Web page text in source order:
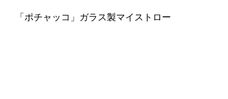
「ポチャッコ」ガラス製マイストロー